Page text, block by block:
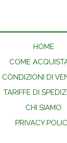
HOME
COME
CONDIZIONI DI
TARIFFE DI
CHI SIAMO
PRIVACY